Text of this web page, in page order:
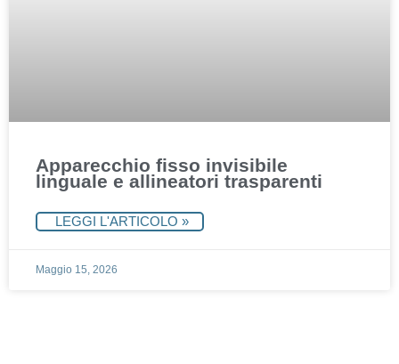
Apparecchio fisso invisibile
linguale e allineatori trasparenti
LEGGI L'ARTICOLO »
Maggio 15, 2026